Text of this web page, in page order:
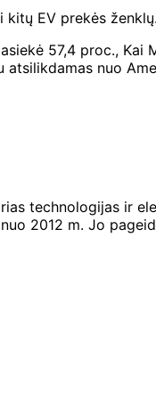
kitų EV prekės ženklų.
57,4 proc.,
nuo
technologijas ir
2012 m. Jo